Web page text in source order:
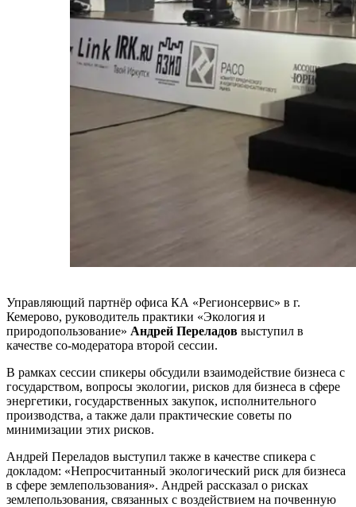
Управляющий партнёр офиса КА «Регионсервис» в г.
Кемерово, руководитель практики «Экология и
природопользование» Андрей Переладов выступил в
качестве со-модератора второй сессии.
В рамках сессии спикеры обсудили взаимодействие бизнеса с
государством, вопросы экологии, рисков для бизнеса в сфере
энергетики, государственных закупок, исполнительного
производства, а также дали практические советы по
минимизации этих рисков.
Андрей Переладов выступил также в качестве спикера с
докладом: «Непросчитанный экологический риск для бизнеса
в сфере землепользования». Андрей рассказал о рисках
землепользования, связанных с воздействием на почвенную